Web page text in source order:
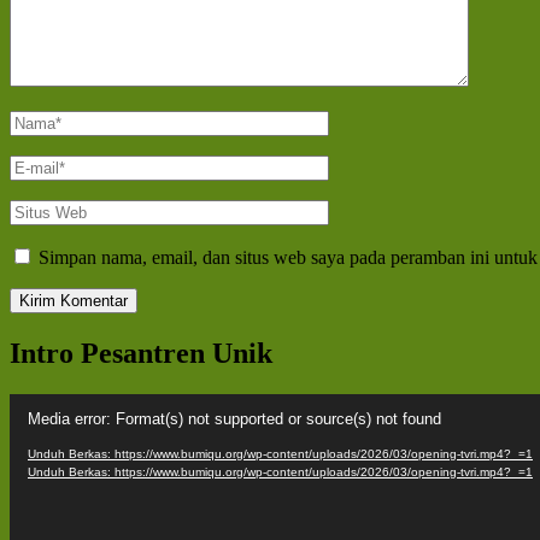
Nama*
E-
mail*
Situs
Web
Simpan nama, email, dan situs web saya pada peramban ini
Intro Pesantren Unik
Video
Media error: Format(s) not supported or source(s) not found
Unduh Berkas: https://www.bumiqu.org/wp-content/uploads/2026/03/opening-tvri.mp4?_=1
Unduh Berkas: https://www.bumiqu.org/wp-content/uploads/2026/03/opening-tvri.mp4?_=1